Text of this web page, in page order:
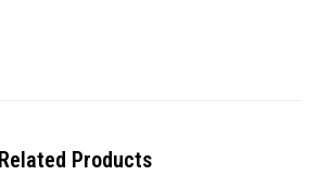
Related Products